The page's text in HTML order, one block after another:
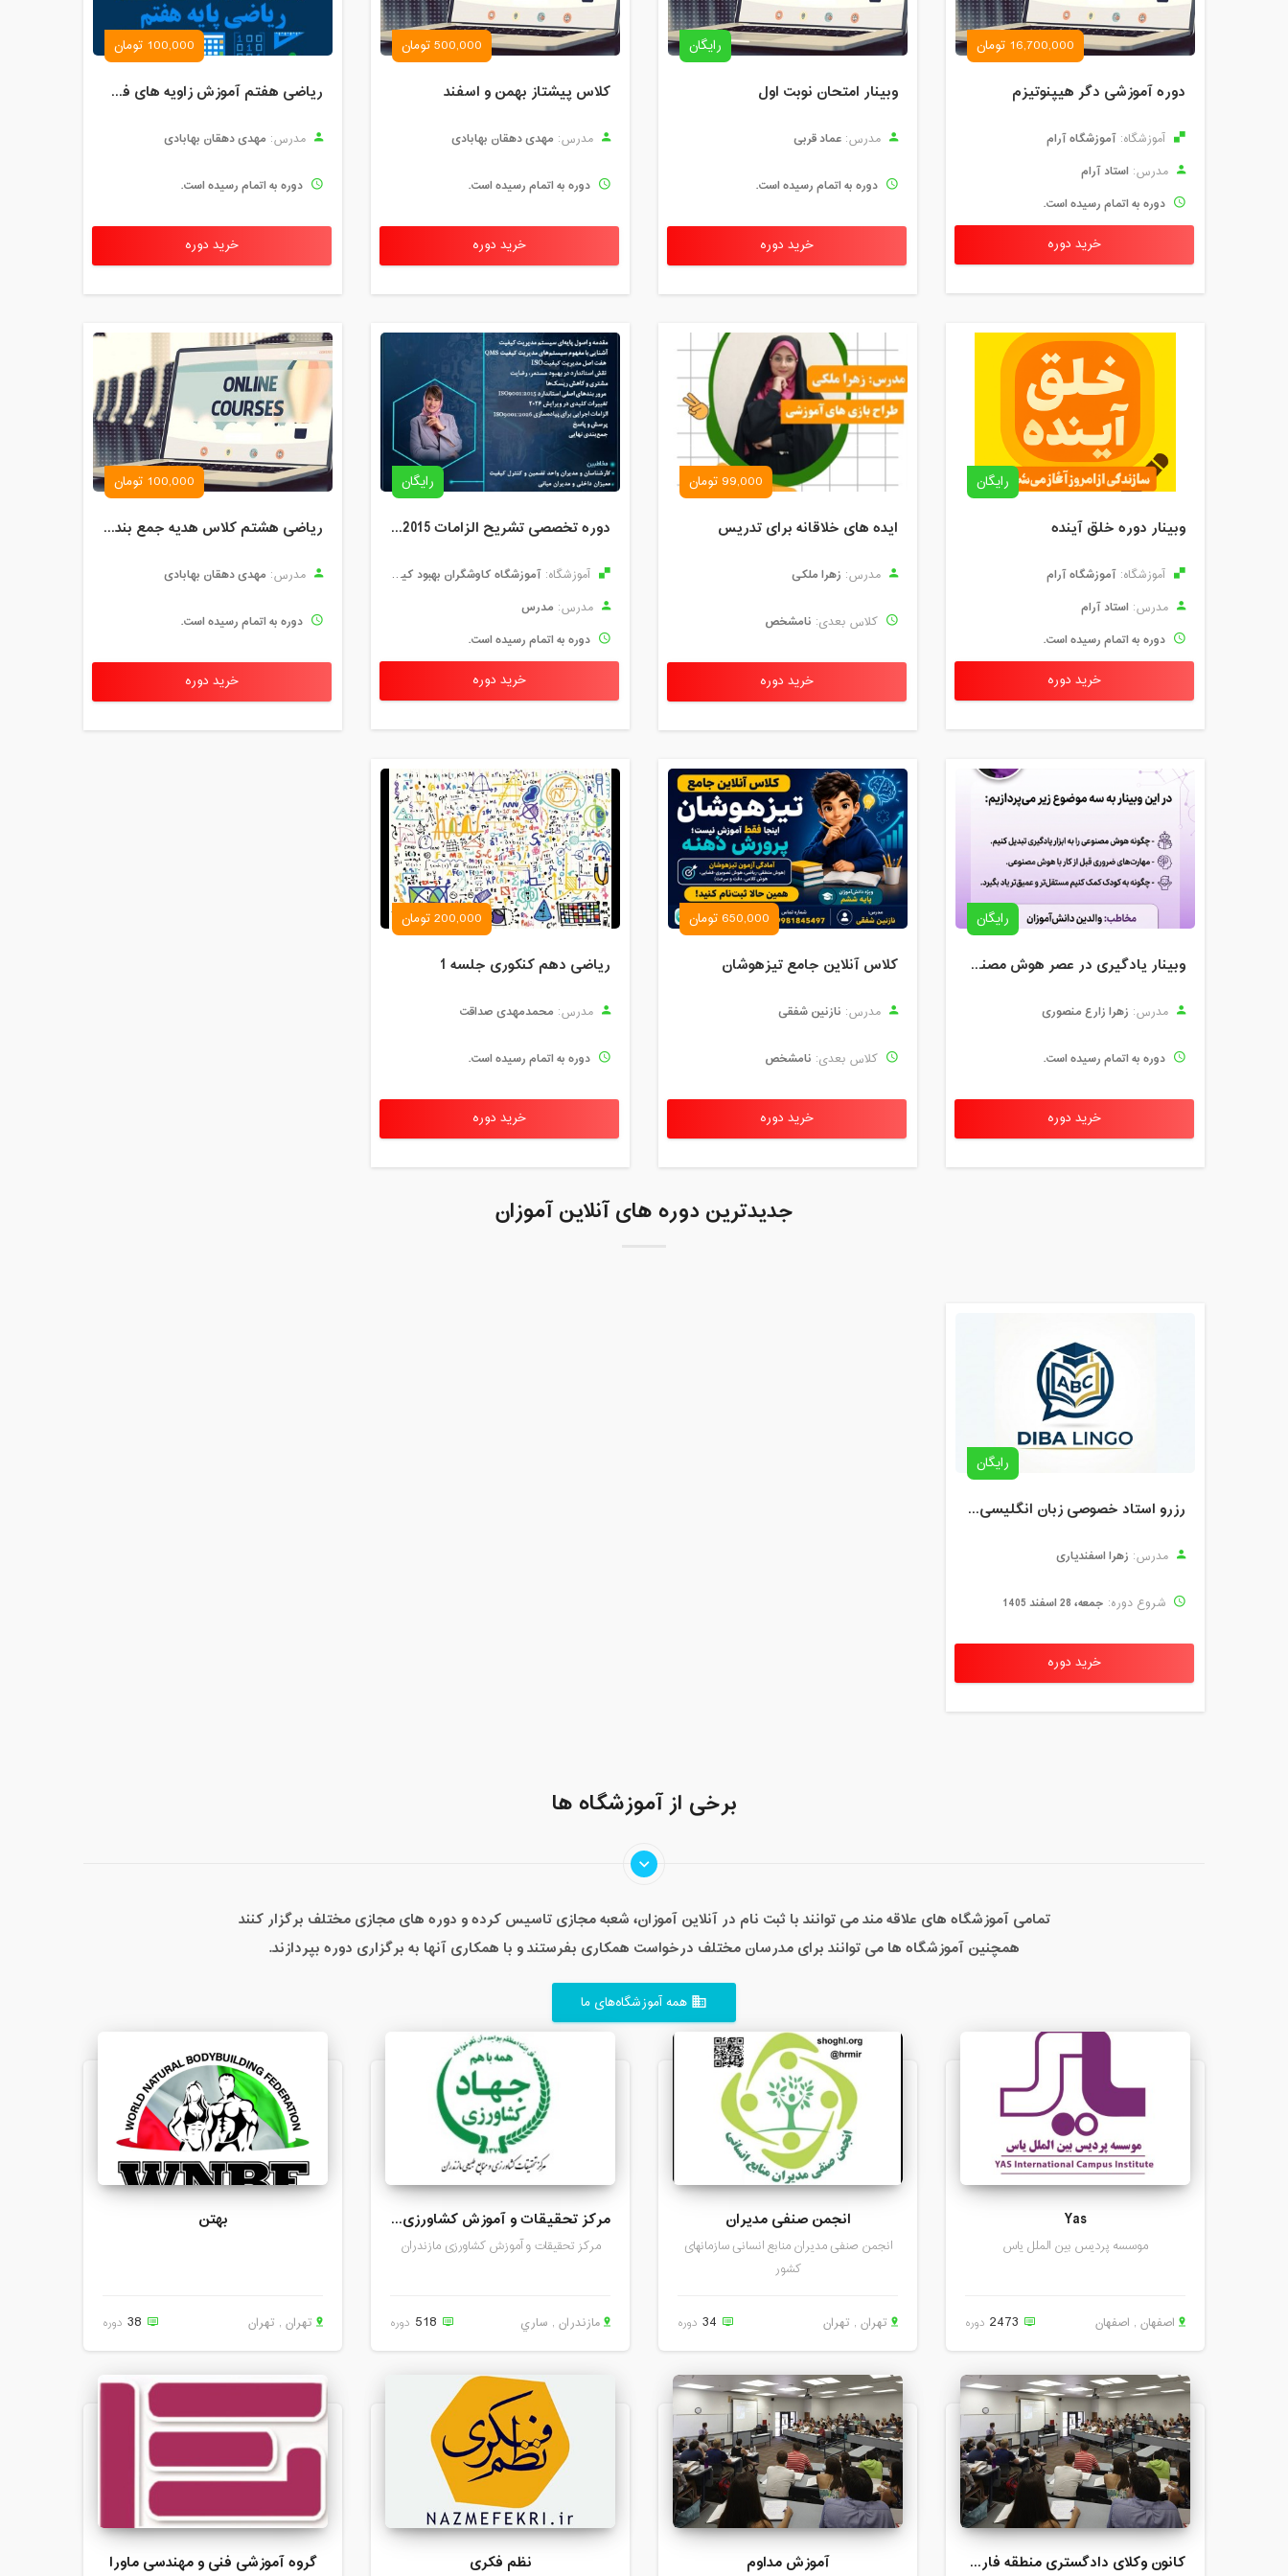
16,700,000 تومان
دوره آموزشی دگر هیپنوتیزم
آموزشگاه: آموزشگاه آرام
مدرس: استاد آرام
دوره به اتمام رسیده است.
خرید دوره
رایگان
وبینار امتحان نوبت اول
مدرس: عماد قربی
دوره به اتمام رسیده است.
خرید دوره
500,000 تومان
کلاس پیشتاز بهمن و اسفند
مدرس: مهدی دهقان بهابادی
دوره به اتمام رسیده است.
خرید دوره
100,000 تومان
ریاضی هفتم آموزش زاویه های فصل 4
مدرس: مهدی دهقان بهابادی
دوره به اتمام رسیده است.
خرید دوره
رایگان
وبینار دوره خلق آینده
آموزشگاه: آموزشگاه آرام
مدرس: استاد آرام
دوره به اتمام رسیده است.
خرید دوره
99,000 تومان
ایده های خلاقانه برای تدریس
مدرس: زهرا ملکی
کلاس بعدی: نامشخص
خرید دوره
رایگان
دوره تخصصی تشریح الزامات ISO 9001:2015
آموزشگاه: آموزشگاه کاوشگران بهبود کیفیت
مدرس: مدرس
دوره به اتمام رسیده است.
خرید دوره
100,000 تومان
ریاضی هشتم کلاس هدیه جمع بندی دیماه
مدرس: مهدی دهقان بهابادی
دوره به اتمام رسیده است.
خرید دوره
رایگان
وبینار یادگیری در عصر هوش مصنوعی (ویژه والدین)
مدرس: زهرا زارع منصوری
دوره به اتمام رسیده است.
خرید دوره
650,000 تومان
کلاس آنلاین جامع تیزهوشان
مدرس: نازنین شفقی
کلاس بعدی: نامشخص
خرید دوره
200,000 تومان
ریاضی دهم کنکوری جلسه 1
مدرس: محمدمهدی صداقت
دوره به اتمام رسیده است.
خرید دوره
جدیدترین دوره های آنلاین آموزان
رایگان
رزرو استاد خصوصی زبان انگلیسی | کلاس یک‌نفره با زهرا اسفندیاری + مشاوره رایگان
مدرس: زهرا اسفندیاری
شروع دوره: جمعه، 28 اسفند 1405
خرید دوره
برخی از آموزشگاه ها
تمامی آموزشگاه های علاقه مند می توانند با ثبت نام در آنلاین آموزان، شعبه مجازی تاسیس کرده و دوره های مجازی مختلف برگزار کنند
همچنین آموزشگاه ها می توانند برای مدرسان مختلف درخواست همکاری بفرستند و با همکاری آنها به برگزاری دوره بپردازند.
business همه آموزشگاه‌های ما
Yas
موسسه پردیس بین الملل یاس
2473 دوره اصفهان , اصفهان
انجمن صنفی مدیران
انجمن صنفی مدیران منابع انسانی سازمانهای
کشور
34 دوره تهران , تهران
مرکز تحقیقات و آموزش کشاورزی مازندران
مرکز تحقیقات و آموزش کشاورزی مازندران
518 دوره مازندران , ساري
بهتن
38 دوره تهران , تهران
کانون وکلای دادگستری منطقه فارس آموزش مداوم نظم فکری گروه آموزشی فنی و مهندسی ماورا